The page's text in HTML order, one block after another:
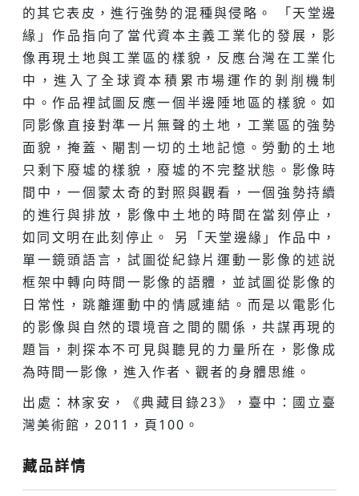
的其它表皮，進行強勢的混種與侵略。 「天堂邊
緣」作品指向了當代資本主義工業化的發展，影
像再現土地與工業區的樣貌，反應台灣在工業化
中，進入了全球資本積累市場運作的剝削機制
中。作品裡試圖反應一個半邊陲地區的樣貌。如
同影像直接對準一片無聲的土地，工業區的強勢
面貌，掩蓋、閹割一切的土地記憶。勞動的土地
只剩下廢墟的樣貌，廢墟的不完整狀態。影像時
間中，一個蒙太奇的對照與觀看，一個強勢持續
的進行與排放，影像中土地的時間在當刻停止，
如同文明在此刻停止。 另「天堂邊緣」作品中，
單一鏡頭語言，試圖從紀錄片運動一影像的述説
框架中轉向時間一影像的語體，並試圖從影像的
日常性，跳離運動中的情感連結。而是以電影化
的影像與自然的環境音之間的關係，共謀再現的
題旨，刺探本不可見與聽見的力量所在，影像成
為時間一影像，進入作者、觀者的身體思維。
出處：林家安，《典藏目錄23》，臺中：國立臺
灣美術館，2011，頁100。
藏品詳情